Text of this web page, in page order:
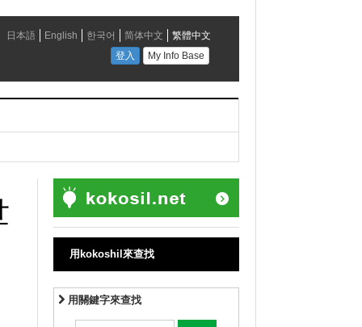
用kokoshil來查找
用關鍵字來查找